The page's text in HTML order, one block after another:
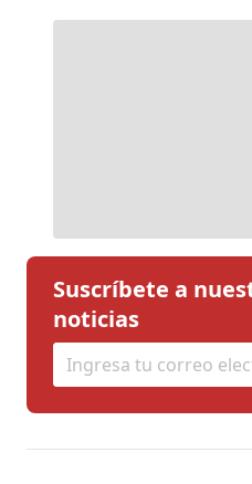
Suscríbete a
noticias